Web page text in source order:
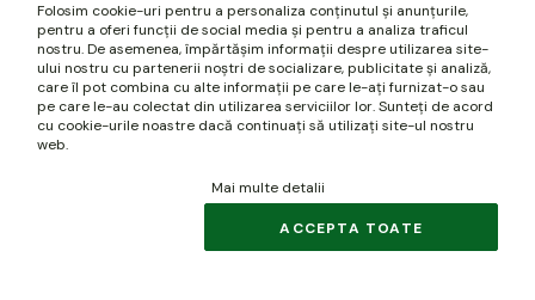
Folosim cookie-uri pentru a personaliza conținutul și anunțurile,
pentru a oferi funcții de social media și pentru a analiza traficul
nostru. De asemenea, împărtășim informații despre utilizarea site-
ului nostru cu partenerii noștri de socializare, publicitate și analiză,
care îl pot combina cu alte informații pe care le-ați furnizat-o sau
pe care le-au colectat din utilizarea serviciilor lor. Sunteți de acord
cu cookie-urile noastre dacă continuați să utilizați site-ul nostru
web.
Mai multe detalii
ACCEPTA TOATE